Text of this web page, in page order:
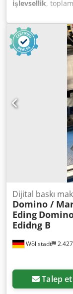
işlevsellik,
Imprimo
sunuyoruz.
varsa veya daha
mesaj
Wöllstadt
Dijital baskı
Domino /
Eding
Edidng B
Talep